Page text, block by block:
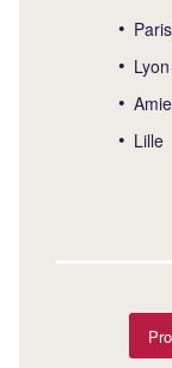
Paris
Lyon
Lille